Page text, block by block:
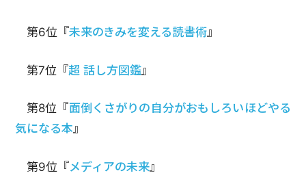
第6位『未来のきみを変える読書術』
第7位『超 話し方図鑑』
第8位『面倒くさがりの自分がおもしろいほどやる
気になる本』
第9位『メディアの未来』